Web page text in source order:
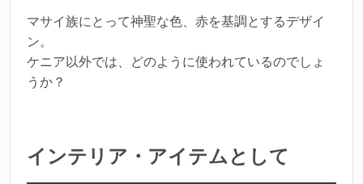
マサイ族にとって神聖な色、赤を基調とするデザイ
ン。
ケニア以外では、どのように使われているのでしょ
うか？
インテリア・アイテムとして